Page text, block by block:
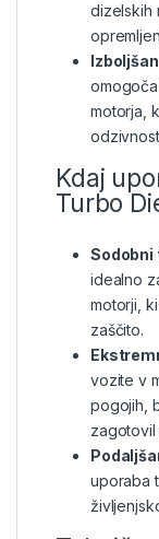
dizelskih
motorja,
Kdaj
Turbo
Sodobni
idealno
motorji,
zaščito.
vozite v
pogojih,
zagotovil
uporaba